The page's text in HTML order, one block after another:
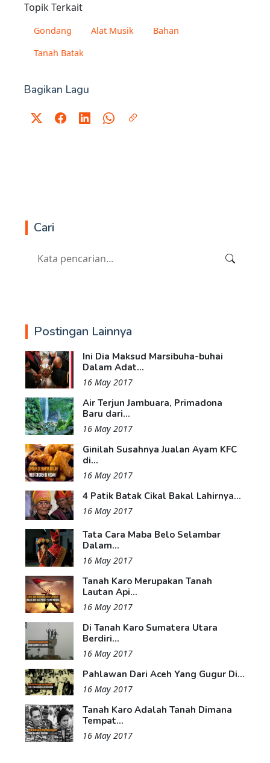
Topik Terkait
Gondang Alat Musik
Bahan
Tanah Batak
Bagikan Lagu
Cari
Postingan Lainnya
Ini Dia Maksud Marsibuha-buhai
Dalam Adat...
16 May 2017
Air Terjun Jambuara, Primadona
Baru dari...
16 May 2017
Ginilah Susahnya Jualan Ayam KFC
di...
16 May 2017
4 Patik Batak Cikal Bakal Lahirnya...
16 May 2017
Tata Cara Maba Belo Selambar
Dalam...
16 May 2017
Tanah Karo Merupakan Tanah
Lautan Api...
16 May 2017
Di Tanah Karo Sumatera Utara
Berdiri...
16 May 2017
Pahlawan Dari Aceh Yang Gugur Di...
16 May 2017
Tanah Karo Adalah Tanah Dimana
Tempat...
16 May 2017